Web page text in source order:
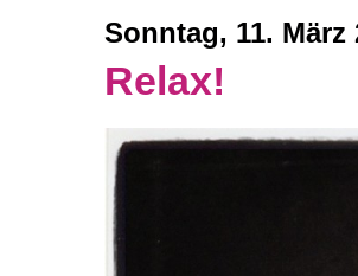
Sonntag, 11. März
Relax!